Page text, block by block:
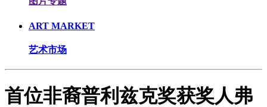
ART MARKET
艺术市场
首位非裔普利兹克奖获奖人弗